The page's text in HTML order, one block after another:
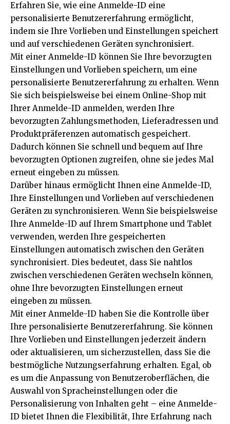
Erfahren Sie, wie eine Anmelde-ID eine
personalisierte Benutzererfahrung ermöglicht,
indem sie Ihre Vorlieben und Einstellungen speichert
und auf verschiedenen Geräten synchronisiert.
Mit einer Anmelde-ID können Sie Ihre bevorzugten
Einstellungen und Vorlieben speichern, um eine
personalisierte Benutzererfahrung zu erhalten. Wenn
Sie sich beispielsweise bei einem Online-Shop mit
Ihrer Anmelde-ID anmelden, werden Ihre
bevorzugten Zahlungsmethoden, Lieferadressen und
Produktpräferenzen automatisch gespeichert.
Dadurch können Sie schnell und bequem auf Ihre
bevorzugten Optionen zugreifen, ohne sie jedes Mal
erneut eingeben zu müssen.
Darüber hinaus ermöglicht Ihnen eine Anmelde-ID,
Ihre Einstellungen und Vorlieben auf verschiedenen
Geräten zu synchronisieren. Wenn Sie beispielsweise
Ihre Anmelde-ID auf Ihrem Smartphone und Tablet
verwenden, werden Ihre gespeicherten
Einstellungen automatisch zwischen den Geräten
synchronisiert. Dies bedeutet, dass Sie nahtlos
zwischen verschiedenen Geräten wechseln können,
ohne Ihre bevorzugten Einstellungen erneut
eingeben zu müssen.
Mit einer Anmelde-ID haben Sie die Kontrolle über
Ihre personalisierte Benutzererfahrung. Sie können
Ihre Vorlieben und Einstellungen jederzeit ändern
oder aktualisieren, um sicherzustellen, dass Sie die
bestmögliche Nutzungserfahrung erhalten. Egal, ob
es um die Anpassung von Benutzeroberflächen, die
Auswahl von Spracheinstellungen oder die
Personalisierung von Inhalten geht – eine Anmelde-
ID bietet Ihnen die Flexibilität, Ihre Erfahrung nach